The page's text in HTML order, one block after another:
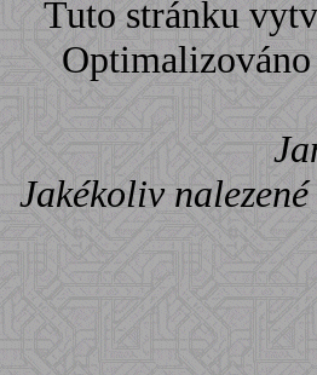
Tuto stránku
Jakékoliv